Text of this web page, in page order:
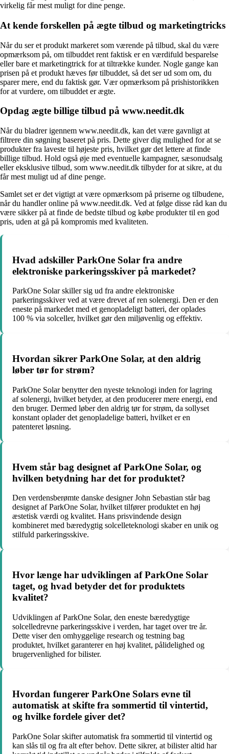
virkelig får mest muligt for dine penge.
At kende forskellen på ægte tilbud og marketingtricks
Når du ser et produkt markeret som værende på tilbud, skal du være
opmærksom på, om tilbuddet rent faktisk er en værdifuld besparelse
eller bare et marketingtrick for at tiltrække kunder. Nogle gange kan
prisen på et produkt hæves før tilbuddet, så det ser ud som om, du
sparer mere, end du faktisk gør. Vær opmærksom på prishistorikken
for at vurdere, om tilbuddet er ægte.
Opdag ægte billige tilbud på www.needit.dk
Når du bladrer igennem www.needit.dk, kan det være gavnligt at
filtrere din søgning baseret på pris. Dette giver dig mulighed for at se
produkter fra laveste til højeste pris, hvilket gør det lettere at finde
billige tilbud. Hold også øje med eventuelle kampagner, sæsonudsalg
eller eksklusive tilbud, som www.needit.dk tilbyder for at sikre, at du
får mest muligt ud af dine penge.
Samlet set er det vigtigt at være opmærksom på priserne og tilbudene,
når du handler online på www.needit.dk. Ved at følge disse råd kan du
være sikker på at finde de bedste tilbud og købe produkter til en god
pris, uden at gå på kompromis med kvaliteten.
Hvad adskiller ParkOne Solar fra andre
elektroniske parkeringsskiver på markedet?
ParkOne Solar skiller sig ud fra andre elektroniske
parkeringsskiver ved at være drevet af ren solenergi. Den er den
eneste på markedet med et genopladeligt batteri, der oplades
100 % via solceller, hvilket gør den miljøvenlig og effektiv.
Hvordan sikrer ParkOne Solar, at den aldrig
løber tør for strøm?
ParkOne Solar benytter den nyeste teknologi inden for lagring
af solenergi, hvilket betyder, at den producerer mere energi, end
den bruger. Dermed løber den aldrig tør for strøm, da sollyset
konstant oplader det genopladelige batteri, hvilket er en
patenteret løsning.
Hvem står bag designet af ParkOne Solar, og
hvilken betydning har det for produktet?
Den verdensberømte danske designer John Sebastian står bag
designet af ParkOne Solar, hvilket tilfører produktet en høj
æstetisk værdi og kvalitet. Hans prisvindende design
kombineret med bæredygtig solcelleteknologi skaber en unik og
stilfuld parkeringsskive.
Hvor længe har udviklingen af ParkOne Solar
taget, og hvad betyder det for produktets
kvalitet?
Udviklingen af ParkOne Solar, den eneste bæredygtige
solcelledrevne parkeringsskive i verden, har taget over tre år.
Dette viser den omhyggelige research og testning bag
produktet, hvilket garanterer en høj kvalitet, pålidelighed og
brugervenlighed for bilister.
Hvordan fungerer ParkOne Solars evne til
automatisk at skifte fra sommertid til vintertid,
og hvilke fordele giver det?
ParkOne Solar skifter automatisk fra sommertid til vintertid og
kan slås til og fra alt efter behov. Dette sikrer, at bilister altid har